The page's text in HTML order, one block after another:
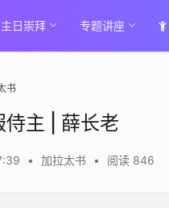
主日崇拜 专题讲座
书
侍主 | 薛长老
• 加拉太书 • 阅读 846